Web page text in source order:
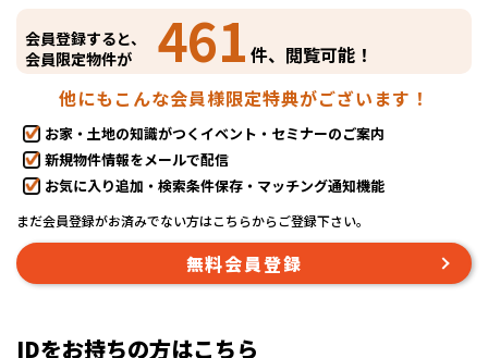
会員登録すると、
会員限定物件が
461 件、閲覧可能！
他にもこんな会員様限定特典がございます！
お家・土地の知識がつくイベント・セミナーのご案内
新規物件情報をメールで配信
お気に入り追加・検索条件保存・マッチング通知機能
まだ会員登録がお済みでない方はこちらからご登録下さい。
無料会員登録
IDをお持ちの方はこちら